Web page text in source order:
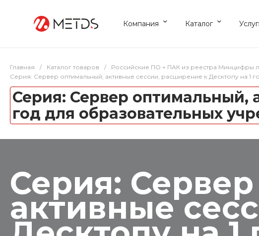
Компания Каталог
Главная / Каталог товаров / Российские ПО + ПАК из реестра Минцифры
Серия: Сервер оптимальный, активные сессии, расширение к Десктопу на 1
Серия: Сервер оптимальный,
год для образовательных
Серия:
активные